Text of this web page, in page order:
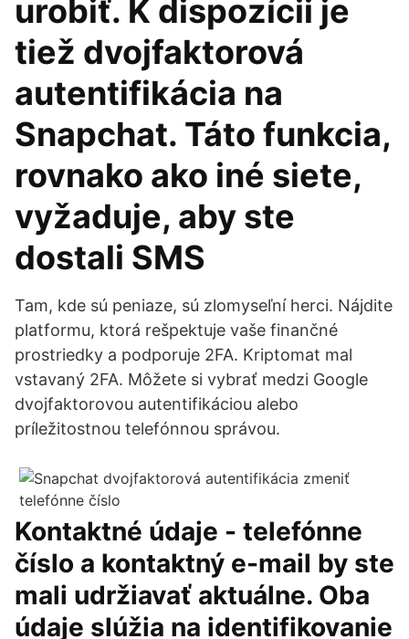
urobiť. K dispozícii je
tiež dvojfaktorová
autentifikácia na
Snapchat. Táto funkcia,
rovnako ako iné siete,
vyžaduje, aby ste
dostali SMS
Tam, kde sú peniaze, sú zlomyseľní herci. Nájdite
platformu, ktorá rešpektuje vaše finančné
prostriedky a podporuje 2FA. Kriptomat mal
vstavaný 2FA. Môžete si vybrať medzi Google
dvojfaktorovou autentifikáciou alebo
príležitostnou telefónnou správou.
Kontaktné údaje - telefónne
číslo a kontaktný e-mail by ste
mali udržiavať aktuálne. Oba
údaje slúžia na identifikovanie